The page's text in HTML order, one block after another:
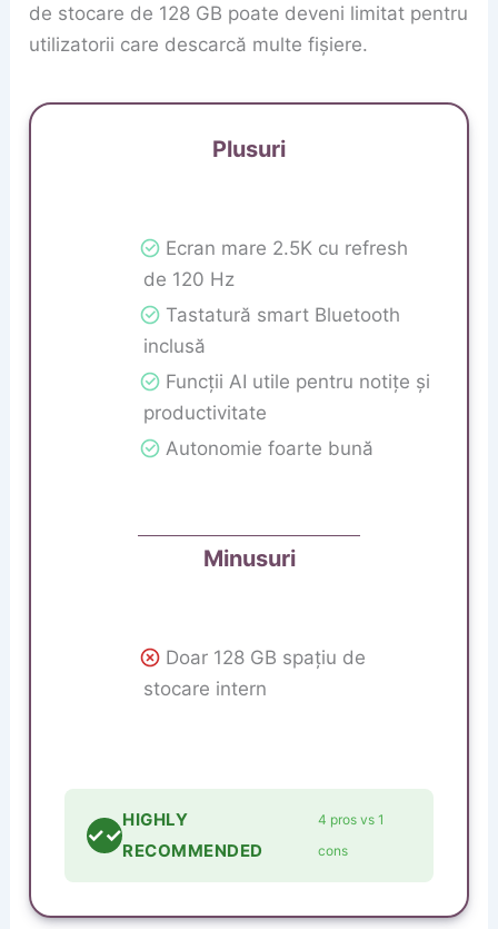
de stocare de 128 GB poate deveni limitat pentru
utilizatorii care descarcă multe fișiere.
Plusuri
Ecran mare 2.5K cu refresh
de 120 Hz
Tastatură smart Bluetooth
inclusă
Funcții AI utile pentru notițe și
productivitate
Autonomie foarte bună
Minusuri
Doar 128 GB spațiu de
stocare intern
✓✓
HIGHLY
RECOMMENDED
4 pros vs 1
cons